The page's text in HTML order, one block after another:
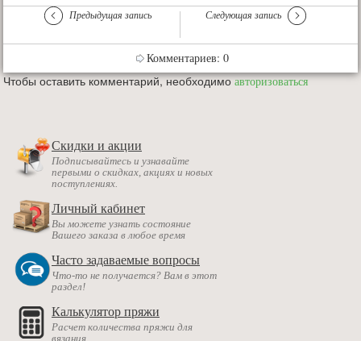
Предыдущая запись Следующая запись
Комментариев: 0
Чтобы оставить комментарий, необходимоавторизоваться
Скидки и акции
Подписывайтесь и узнавайте
первыми о скидках, акциях и новых
поступлениях.
Личный кабинет
Вы можете узнать состояние
Вашего заказа в любое время
Часто задаваемые вопросы
Что-то не получается? Вам в этот
раздел!
Калькулятор пряжи
Расчет количества пряжи для
вязания